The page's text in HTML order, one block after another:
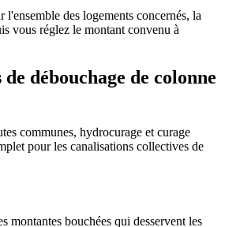
l'ensemble des logements concernés, la
vous réglez le montant convenu à
débouchage de colonne
communes, hydrocurage et curage
pour les canalisations collectives de
montantes bouchées qui desservent les